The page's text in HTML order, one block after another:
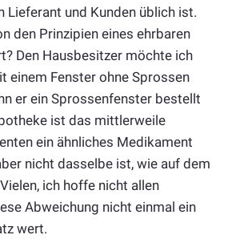
Lieferant und Kunden üblich ist.
den Prinzipien eines ehrbaren
Den Hausbesitzer möchte ich
einem Fenster ohne Sprossen
er ein Sprossenfenster bestellt
ist das mittlerweile
ein ähnliches Medikament
nicht dasselbe ist, wie auf dem
ich hoffe nicht allen
Abweichung nicht einmal ein
wert.